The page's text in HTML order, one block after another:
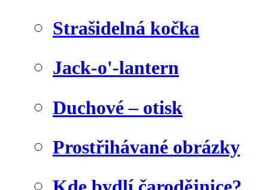
Strašidelná kočka
Jack-o'-lantern
Duchové – otisk
Prostřihávané obrázky